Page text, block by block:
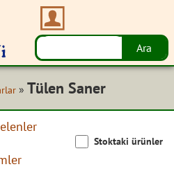
» Tülen Saner
Stoktaki ürünler